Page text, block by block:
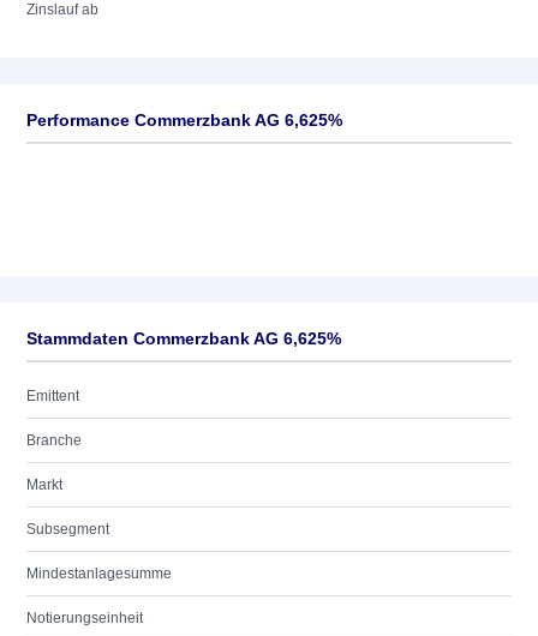
Zinslauf ab
Performance Commerzbank AG 6,625%
Stammdaten Commerzbank AG 6,625%
Emittent
Branche
Markt
Subsegment
Mindestanlagesumme
Notierungseinheit